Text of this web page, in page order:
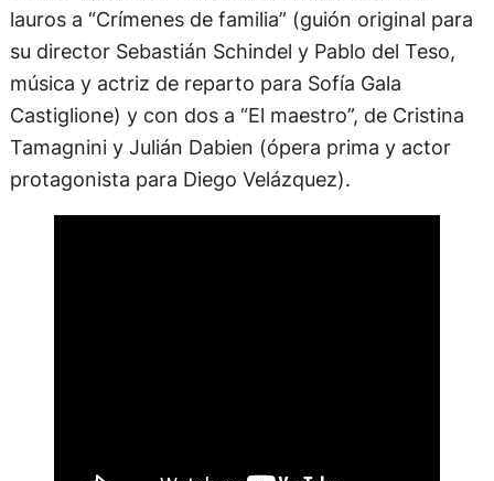
lauros a “Crímenes de familia” (guión original para
su director Sebastián Schindel y Pablo del Teso,
música y actriz de reparto para Sofía Gala
Castiglione) y con dos a “El maestro”, de Cristina
Tamagnini y Julián Dabien (ópera prima y actor
protagonista para Diego Velázquez).